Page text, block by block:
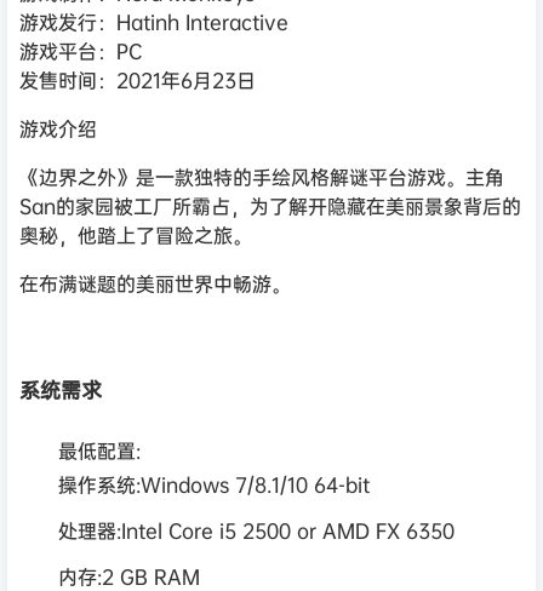
游戏发行：Hatinh Interactive
游戏平台：PC
发售时间：2021年6月23日
游戏介绍
《边界之外》是一款独特的手绘风格解谜平台游戏。主角
San的家园被工厂所霸占，为了解开隐藏在美丽景象背后的
奥秘，他踏上了冒险之旅。
在布满谜题的美丽世界中畅游。
系统需求
最低配置:
操作系统:Windows 7/8.1/10 64-bit
处理器:Intel Core i5 2500 or AMD FX 6350
内存:2 GB RAM